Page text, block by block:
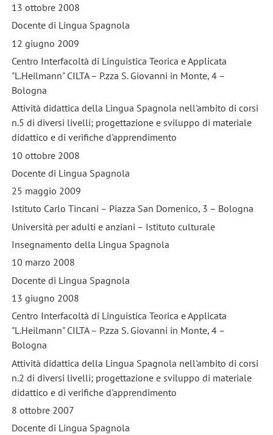
13 ottobre 2008
Docente di Lingua Spagnola
12 giugno 2009
Centro Interfacoltà di Linguistica Teorica e Applicata
"L.Heilmann" CILTA – P.zza S. Giovanni in Monte, 4 –
Bologna
Attività didattica della Lingua Spagnola nell'ambito di corsi
n.5 di diversi livelli; progettazione e sviluppo di materiale
didattico e di verifiche d'apprendimento
10 ottobre 2008
Docente di Lingua Spagnola
25 maggio 2009
Istituto Carlo Tincani – Piazza San Domenico, 3 – Bologna
Università per adulti e anziani – Istituto culturale
Insegnamento della Lingua Spagnola
10 marzo 2008
Docente di Lingua Spagnola
13 giugno 2008
Centro Interfacoltà di Linguistica Teorica e Applicata
"L.Heilmann" CILTA – P.zza S. Giovanni in Monte, 4 –
Bologna
Attività didattica della Lingua Spagnola nell'ambito di corsi
n.2 di diversi livelli; progettazione e sviluppo di materiale
didattico e di verifiche d'apprendimento
8 ottobre 2007
Docente di Lingua Spagnola